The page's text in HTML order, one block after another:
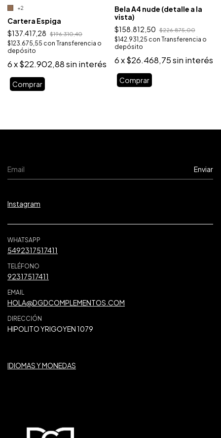
+2
Cartera Espiga
$137.417,28
$196.310,40
$123.675,55 con Transferencia o
depósito
6x$22.902,88sin interés
Comprar
Bela A4 nude (detalle a la
vista)
$158.812,50 $226.875,00
$142.931,25 con Transferencia o
depósito
6x$26.468,75sin interés
Comprar
Instagram
WHATSAPP
5492317517411
TELÉFONO
92317517411
EMAIL
HOLA@DGDCOMPLEMENTOS.COM
DIRECCIÓN
HIPOLITO YRIGOYEN 1079
IDIOMAS Y MONEDAS